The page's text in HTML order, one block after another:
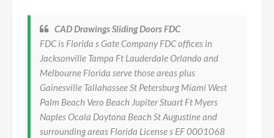
CAD Drawings Sliding Doors FDC
FDC is Florida s Gate Company FDC offices in
Jacksonville Tampa Ft Lauderdale Orlando and
Melbourne Florida serve those areas plus
Gainesville Tallahassee St Petersburg Miami West
Palm Beach Vero Beach Jupiter Stuart Ft Myers
Naples Ocala Daytona Beach St Augustine and
surrounding areas Florida License s EF 0001068